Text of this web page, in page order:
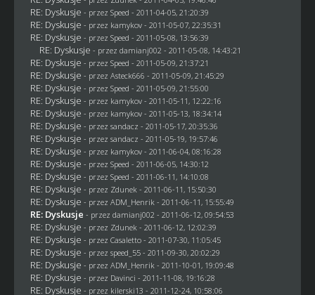
RE: Dyskusje - przez Speed - 2011-04-05, 21:20:39
RE: Dyskusje - przez kamykov- 2011-05-07, 22:35:31
RE: Dyskusje - przez Speed - 2011-05-08, 13:56:39
RE: Dyskusje - przez damianj002 - 2011-05-08, 14:43:21
RE: Dyskusje - przez Speed - 2011-05-09, 21:37:21
RE: Dyskusje - przez Asteck666 - 2011-05-09, 21:45:29
RE: Dyskusje - przez Speed - 2011-05-09, 21:55:00
RE: Dyskusje - przez kamykov- 2011-05-11, 12:22:16
RE: Dyskusje - przez kamykov- 2011-05-13, 18:34:14
RE: Dyskusje - przez sandacz - 2011-05-17, 20:35:36
RE: Dyskusje - przez sandacz - 2011-05-19, 19:57:46
RE: Dyskusje - przez kamykov- 2011-06-04, 08:16:28
RE: Dyskusje - przez Speed - 2011-06-05, 14:30:12
RE: Dyskusje - przez Speed - 2011-06-11, 14:10:08
RE: Dyskusje - przez Zdunek- 2011-06-11, 15:50:30
RE: Dyskusje - przez ADM_Henrik- 2011-06-11, 15:55:49
RE: Dyskusje - przez damianj002 - 2011-06-12, 09:54:53
RE: Dyskusje - przez Zdunek- 2011-06-12, 12:02:39
RE: Dyskusje - przez Casaletto- 2011-07-30, 11:05:45
RE: Dyskusje - przez speed_55 - 2011-09-30, 20:02:29
RE: Dyskusje - przez ADM_Henrik- 2011-10-01, 19:09:48
RE: Dyskusje - przez Davinci - 2011-11-08, 19:16:28
RE: Dyskusje - przez kilerski13 - 2011-12-24, 10:58:06